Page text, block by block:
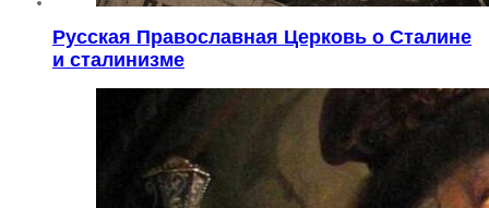
Русская Православная Церковь о Сталине
и сталинизме